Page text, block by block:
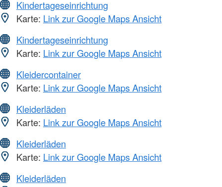
Kindertageseinrichtung
Karte: Link zur Google Maps Ansicht
Kindertageseinrichtung
Karte: Link zur Google Maps Ansicht
Kleidercontainer
Karte: Link zur Google Maps Ansicht
Kleiderläden
Karte: Link zur Google Maps Ansicht
Kleiderläden
Karte: Link zur Google Maps Ansicht
Kleiderläden